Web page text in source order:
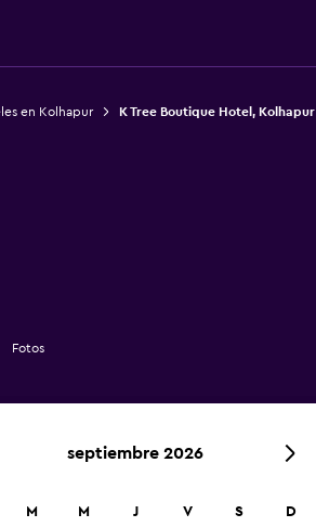
en Kolhapur K Tree Boutique Hotel, Kolhapur
Fotos
septiembre 2026
M M J V S D